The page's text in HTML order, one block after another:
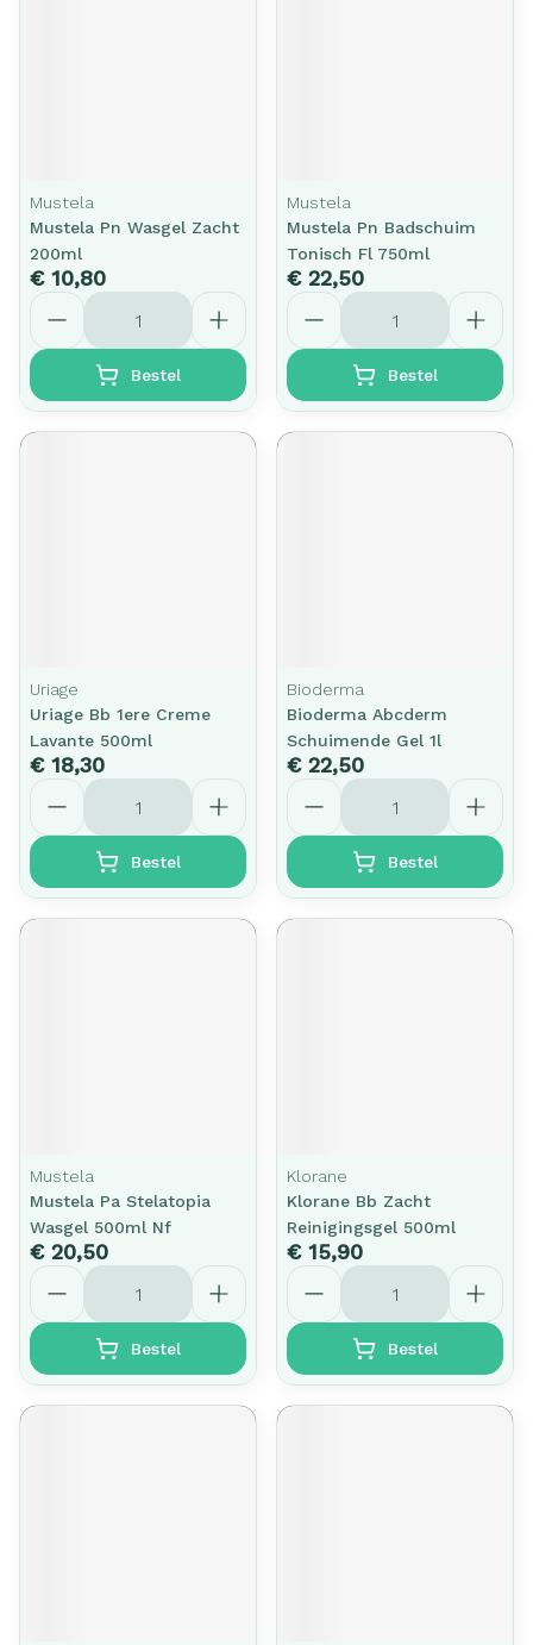
Mustela
Mustela Pn Wasgel Zacht
200ml
€ 10,80
Aantal
Bestel
Mustela
Mustela Pn Badschuim
Tonisch Fl 750ml
€ 22,50
Aantal
Bestel
Uriage
Uriage Bb 1ere Creme
Lavante 500ml
€ 18,30
Aantal
Bestel
Bioderma
Bioderma Abcderm
Schuimende Gel 1l
€ 22,50
Aantal
Bestel
Mustela
Mustela Pa Stelatopia
Wasgel 500ml Nf
€ 20,50
Aantal
Bestel
Klorane
Klorane Bb Zacht
Reinigingsgel 500ml
€ 15,90
Aantal
Bestel